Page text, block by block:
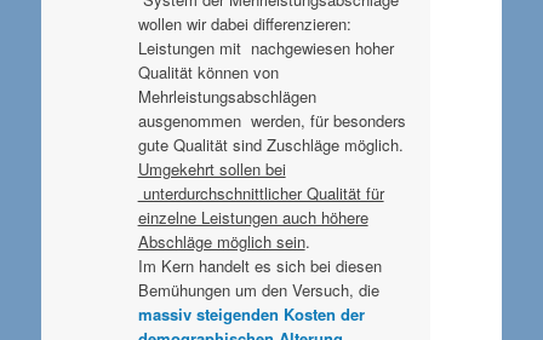
wollen wir dabei differenzieren:
Leistungen mit nachgewiesen hoher
Qualität können von
Mehrleistungsabschlägen
ausgenommen werden, für besonders
gute Qualität sind Zuschläge möglich.
Umgekehrt sollen bei
unterdurchschnittlicher Qualität für
einzelne Leistungen auch höhere
Abschläge möglich sein.
Im Kern handelt es sich bei diesen
Bemühungen um den Versuch, die
massiv steigenden Kosten der